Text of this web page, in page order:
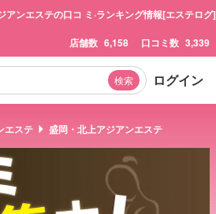
アンエステの口コ ミ·ランキング情報[エステログ]
店舗数 6,158 口コミ数 3,339
検索 ログイン
エステ 盛岡・北上アジアンエステ